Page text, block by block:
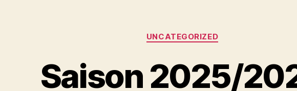
Catégories
UNCATEGORIZED
Saison 2025/